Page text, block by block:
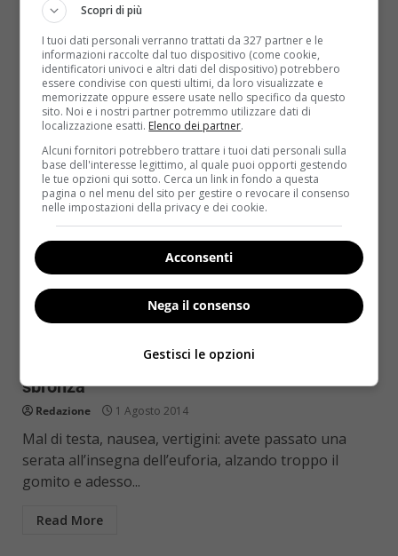
Mal di testa, acidità di stomaco, nausea, inappetenza,
affaticamento e disidratazione. I postumi di una
sbornia non...
Read More
Salute
Troppo alcool? Ecco come riprendersi da una
sbronza
Redazione 1 Agosto 2014
Mal di testa, nausea, vertigini: avete passato una
serata all’insegna dell’euforia, alzando troppo il
gomito e adesso...
Read More
Scopri di più
I tuoi dati personali verranno trattati da 327 partner e le
informazioni raccolte dal tuo dispositivo (come cookie,
identificatori univoci e altri dati del dispositivo) potrebbero
essere condivise con questi ultimi, da loro visualizzate e
memorizzate oppure essere usate nello specifico da questo
sito. Noi e i nostri partner potremmo utilizzare dati di
localizzazione esatti. Elenco dei partner.
Alcuni fornitori potrebbero trattare i tuoi dati personali sulla
base dell'interesse legittimo, al quale puoi opporti gestendo
le tue opzioni qui sotto. Cerca un link in fondo a questa
pagina o nel menu del sito per gestire o revocare il consenso
nelle impostazioni della privacy e dei cookie.
Acconsenti
Nega il consenso
Gestisci le opzioni